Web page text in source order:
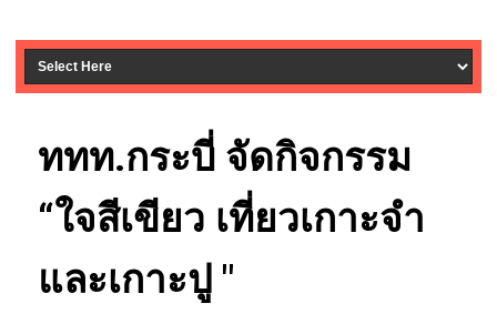
ททท.กระบี่ จัดกิจกรรม
“ใจสีเขียว เที่ยวเกาะจำ
และเกาะปู "